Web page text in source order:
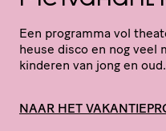
Een programma vol
heuse disco en nog veel
kinderen van jong en oud.
NAAR HET